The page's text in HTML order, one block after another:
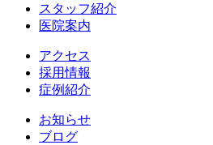
スタッフ紹介
医院案内
アクセス
採用情報
症例紹介
お知らせ
ブログ